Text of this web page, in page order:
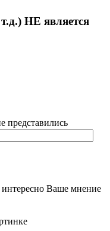
НЕ является
представились
Ваше мнение